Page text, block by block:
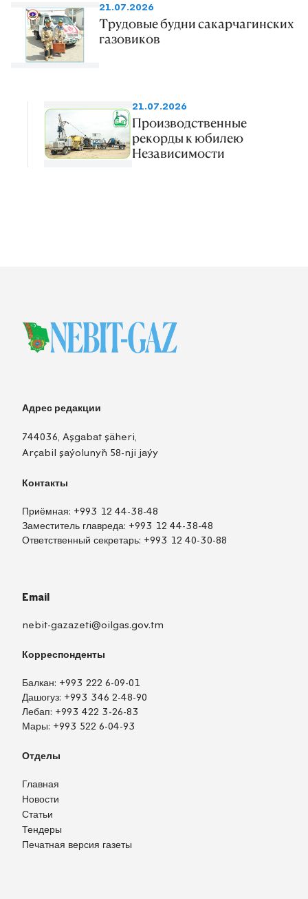
21.07.2026
Трудовые будни сакарчагинских
газовиков
21.07.2026
Производственные
рекорды к юбилею
Независимости
Адрес редакции
744036, Aşgabat şäheri,
Arçabil şaýolunyň 58-nji jaýy
Контакты
Приёмная: +993 12 44-38-48
Заместитель главреда: +993 12 44-38-48
Ответственный секретарь: +993 12 40-30-88
Email
nebit-gazazeti@oilgas.gov.tm
Корреспонденты
Балкан: +993 222 6-09-01
Дашогуз: +993 346 2-48-90
Лебап: +993 422 3-26-83
Мары: +993 522 6-04-93
Отделы
Главная
Новости
Статьи
Тендеры
Печатная версия газеты